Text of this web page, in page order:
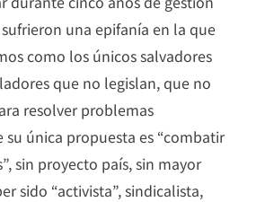
una epifanía en la que
como los únicos salvadores
que no legislan, que no
resolver problemas
única propuesta es “combatir
sin proyecto país, sin mayor
sido “activista”, sindicalista,